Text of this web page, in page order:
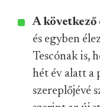
A következő
és egyben
Tescónak is,
hét év alatt a
szereplőjévé